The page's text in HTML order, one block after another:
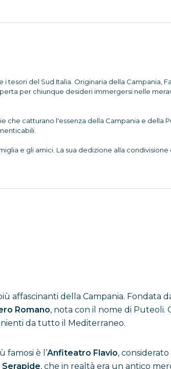
tesori del Sud Italia. Originaria della Campania,
per chiunque desideri immergersi nelle
che catturano l'essenza della Campania e della
e gli amici. La sua dedizione alla condivisione
affascinanti della Campania. Fondata
Romano, nota con il nome di Puteoli.
da tutto il Mediterraneo.
famosi è l’Anfiteatro Flavio,
, che in realtà era un antico